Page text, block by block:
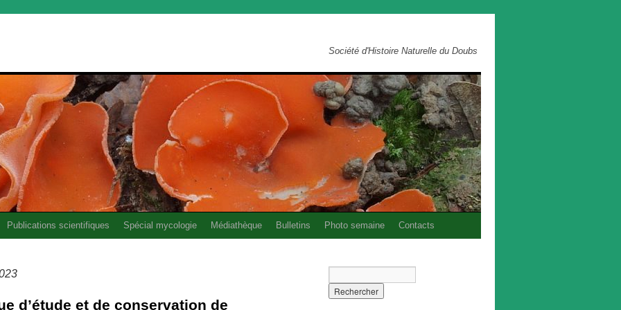
Société d'Histoire Naturelle du Doubs
Publications scientifiques Spécial mycologie Médiathèque Bulletins Photo semaine Contacts
d’étude et de conservation de